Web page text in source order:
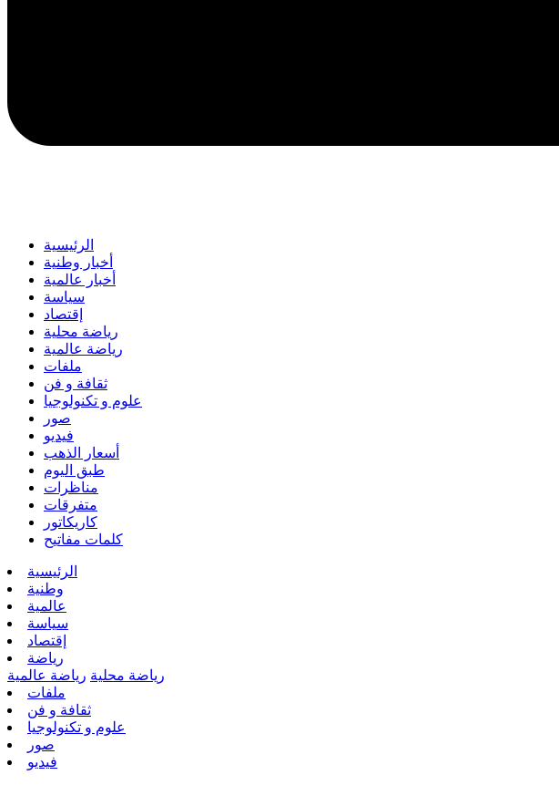
الرئيسية
أخبار وطنية
أخبار عالمية
سياسة
إقتصاد
رياضة محلية
رياضة عالمية
ملفات
ثقافة و فن
علوم و تكنولوجيا
صور
فيديو
أسعار الذهب
طبق اليوم
مناظرات
متفرقات
كاريكاتور
كلمات مفاتيح
الرئيسية
وطنية
عالمية
سياسة
إقتصاد
رياضة
رياضة محلية رياضة عالمية
ملفات
ثقافة و فن
علوم و تكنولوجيا
صور
فيديو